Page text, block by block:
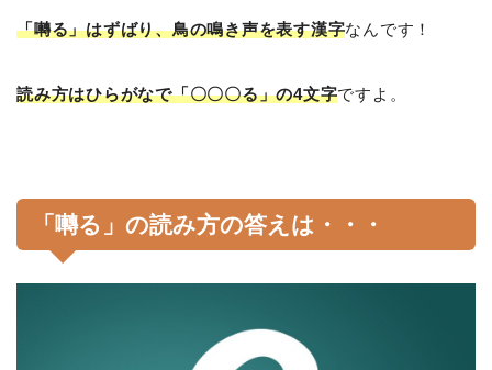
「囀る」はずばり、鳥の鳴き声を表す漢字なんです！
読み方はひらがなで「〇〇〇る」の4文字ですよ。
「囀る」の読み方の答えは・・・